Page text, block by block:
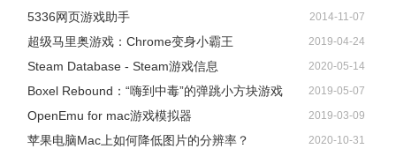
5336网页游戏助手 2014-11-07
超级马里奥游戏：Chrome变身小霸王 2019-04-24
Steam Database - Steam游戏信息 2020-05-14
Boxel Rebound：“嗨到中毒”的弹跳小方块游戏 2019-05-07
OpenEmu for mac游戏模拟器 2019-03-09
苹果电脑Mac上如何降低图片的分辨率？ 2020-10-31